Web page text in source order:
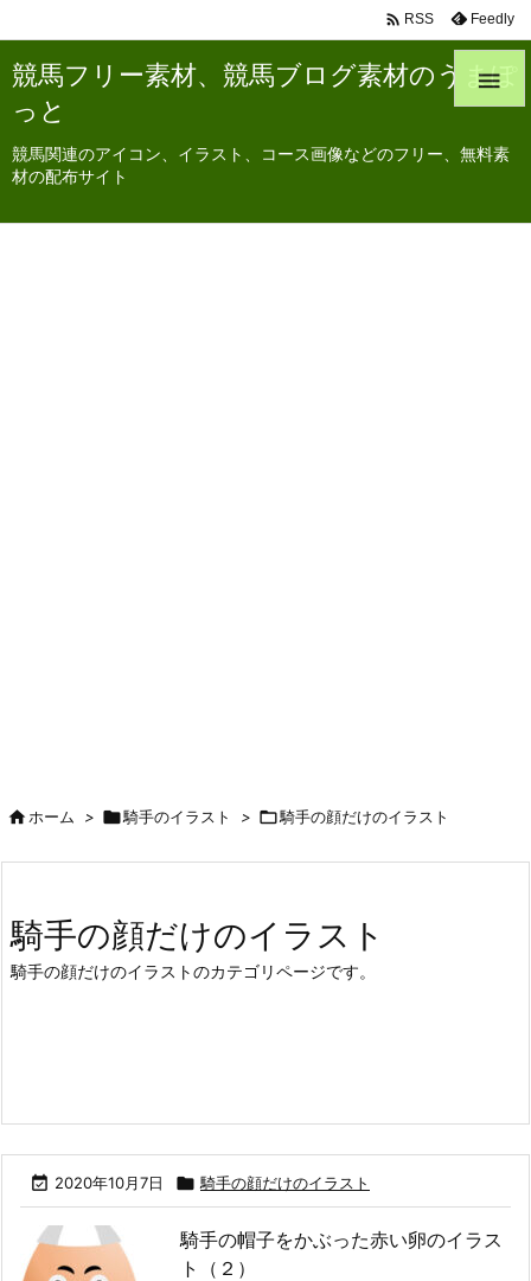
競馬フリー素材、競馬ブログ素材のうまぽ
っと
競馬関連のアイコン、イラスト、コース画像などのフリー、無料素
材の配布サイト

 RSS Feedly
ホーム > 騎手のイラスト > 騎手の顔だけのイラスト
騎手の顔だけのイラスト
騎手の顔だけのイラストのカテゴリページです。
 2020年10月7日  騎手の顔だけのイラスト
騎手の帽子をかぶった赤い卵のイラス
ト（２）